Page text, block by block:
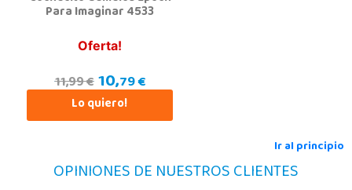
Para Imaginar 4533
Oferta!
11,99 €10,79 €
Lo quiero!
Ir al principio
OPINIONES DE NUESTROS CLIENTES